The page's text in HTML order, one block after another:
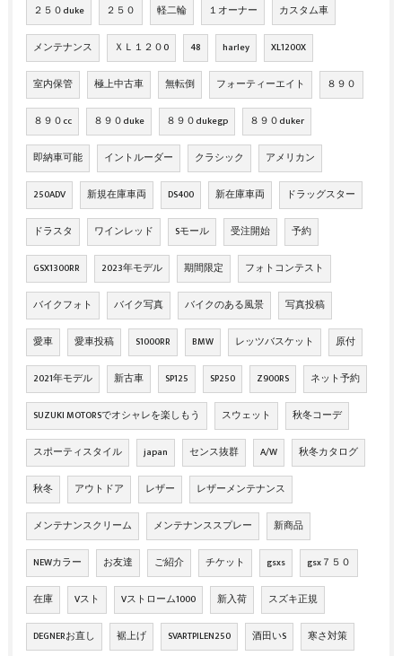
２５０duke ２５０ 軽二輪 １オーナー カスタム車
メンテナンス ＸＬ１２０0 48 harley XL1200X
室内保管 極上中古車 無転倒 フォーティーエイト ８９０
８９０cc ８９０duke ８９０dukegp ８９０duker
即納車可能 イントルーダー クラシック アメリカン
250ADV 新規在庫車両 DS400 新在庫車両 ドラッグスター
ドラスタ ワインレッド Sモール 受注開始 予約
GSX1300RR 2023年モデル 期間限定 フォトコンテスト
バイクフォト バイク写真 バイクのある風景 写真投稿
愛車 愛車投稿 S1000RR BMW レッツバスケット 原付
2021年モデル 新古車 SP125 SP250 Z900RS ネット予約
SUZUKI MOTORSでオシャレを楽しもう スウェット 秋冬コーデ
スポーティスタイル japan センス抜群 A/W 秋冬カタログ
秋冬 アウトドア レザー レザーメンテナンス
メンテナンスクリーム メンテナンススプレー 新商品
NEWカラー お友達 ご紹介 チケット gsxs gsx７５０
在庫 Vスト Vストローム1000 新入荷 スズキ正規
DEGNERお直し 裾上げ SVARTPILEN250 酒田いS 寒さ対策